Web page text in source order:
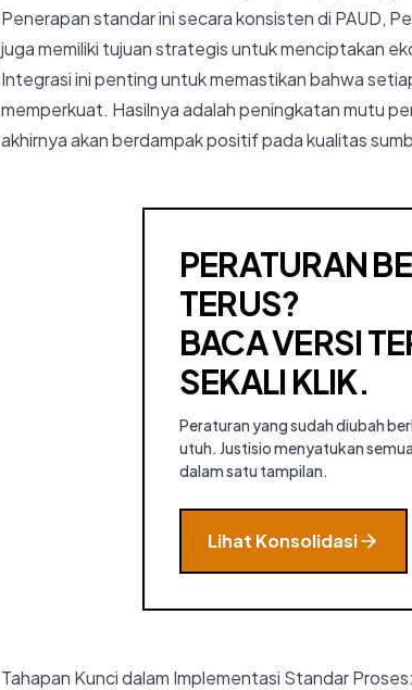
Penerapan standar ini secara konsisten di PAUD,
juga memiliki tujuan strategis untuk menciptakan
Integrasi ini penting untuk memastikan bahwa
memperkuat. Hasilnya adalah peningkatan mutu
akhirnya akan berdampak positif pada kualitas
PERATURAN
TERUS?
BACA VERSI
SEKALI KLIK.
Peraturan yang sudah diubah
utuh. Justisio menyatukan
dalam satu tampilan.
Lihat Konsolidasi
Tahapan Kunci dalam Implementasi Standar